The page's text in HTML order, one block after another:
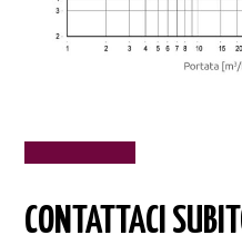
CONTATTACI